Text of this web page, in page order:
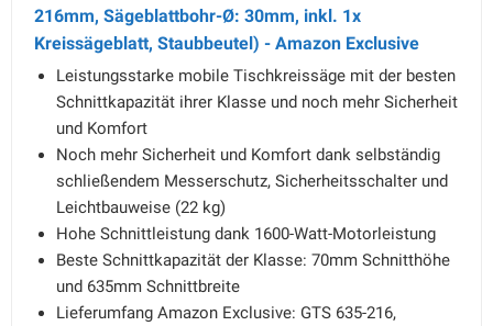
216mm, Sägeblattbohr-Ø: 30mm, inkl. 1x
Kreissägeblatt, Staubbeutel) - Amazon Exclusive
Leistungsstarke mobile Tischkreissäge mit der besten
Schnittkapazität ihrer Klasse und noch mehr Sicherheit
und Komfort
Noch mehr Sicherheit und Komfort dank selbständig
schließendem Messerschutz, Sicherheitsschalter und
Leichtbauweise (22 kg)
Hohe Schnittleistung dank 1600-Watt-Motorleistung
Beste Schnittkapazität der Klasse: 70mm Schnitthöhe
und 635mm Schnittbreite
Lieferumfang Amazon Exclusive: GTS 635-216,